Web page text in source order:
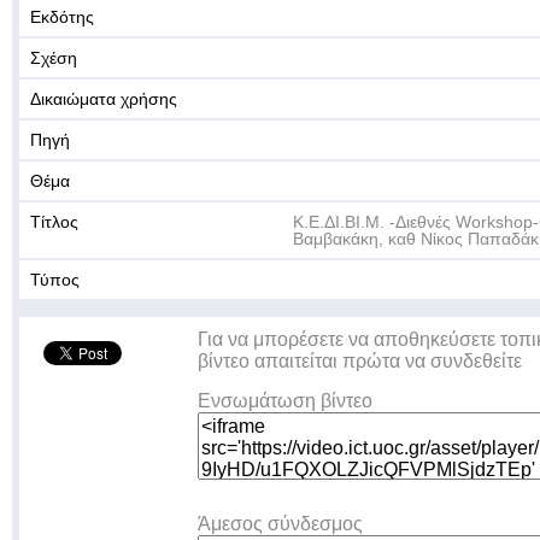
Εκδότης
Σχέση
Δικαιώματα χρήσης
Πηγή
Θέμα
Τίτλος
Κ.Ε.ΔΙ.ΒΙ.Μ. -Διεθνές
Βαμβακάκη, καθ Νίκος
Τύπος
Για να μπορέσετε να αποθηκεύσετε
βίντεο απαιτείται πρώτα να συνδεθείτε
Ενσωμάτωση βίντεο
Άμεσος σύνδεσμος